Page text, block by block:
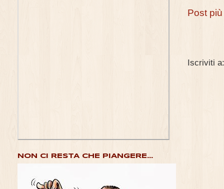
Post
Iscriviti
NON CI RESTA CHE PIANGERE...